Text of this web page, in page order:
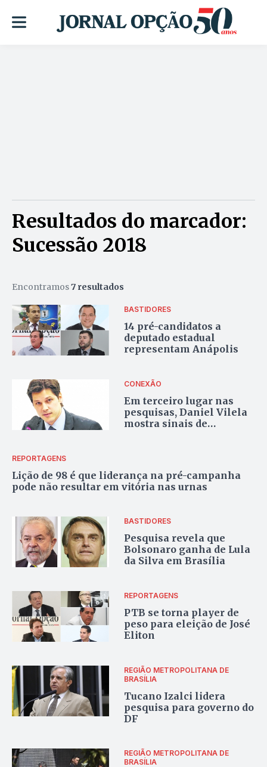
Resultados do marcador:
Sucessão 2018
Encontramos7 resultados
BASTIDORES
14 pré-candidatos a
deputado estadual
representam Anápolis
CONEXÃO
Em terceiro lugar nas
pesquisas, Daniel Vilela
mostra sinais de
REPORTAGENS
Lição de 98 é que liderança na pré-campanha
pode não resultar em vitória nas urnas
BASTIDORES
Pesquisa revela que
Bolsonaro ganha de Lula
da Silva em Brasília
REPORTAGENS
PTB se torna player de
peso para eleição de José
Eliton
REGIÃO METROPOLITANA DE
BRASÍLIA
Tucano Izalci lidera
pesquisa para governo do
DF
REGIÃO METROPOLITANA DE
BRASÍLIA